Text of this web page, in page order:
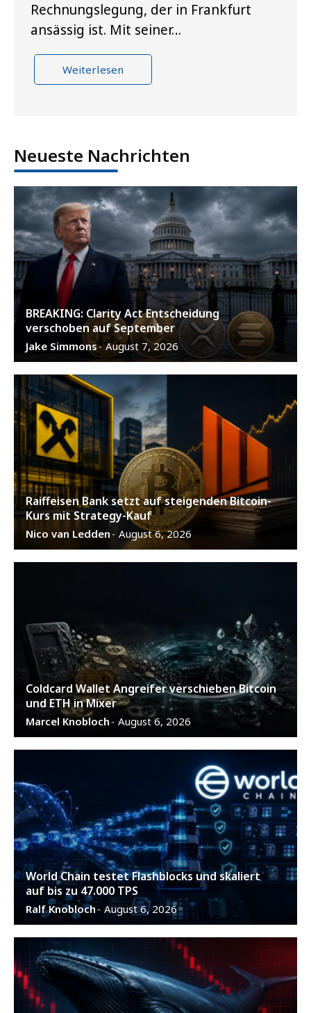
Rechnungslegung, der in Frankfurt
ansässig ist. Mit seiner…
Weiterlesen
Neueste Nachrichten
BREAKING: Clarity Act Entscheidung
verschoben auf September
Jake Simmons- August 7, 2026
Raiffeisen Bank setzt auf steigenden Bitcoin-
Kurs mit Strategy-Kauf
Nico van Ledden- August 6, 2026
Coldcard Wallet Angreifer verschieben Bitcoin
und ETH in Mixer
Marcel Knobloch- August 6, 2026
World Chain testet Flashblocks und skaliert
auf bis zu 47.000 TPS
Ralf Knobloch- August 6, 2026